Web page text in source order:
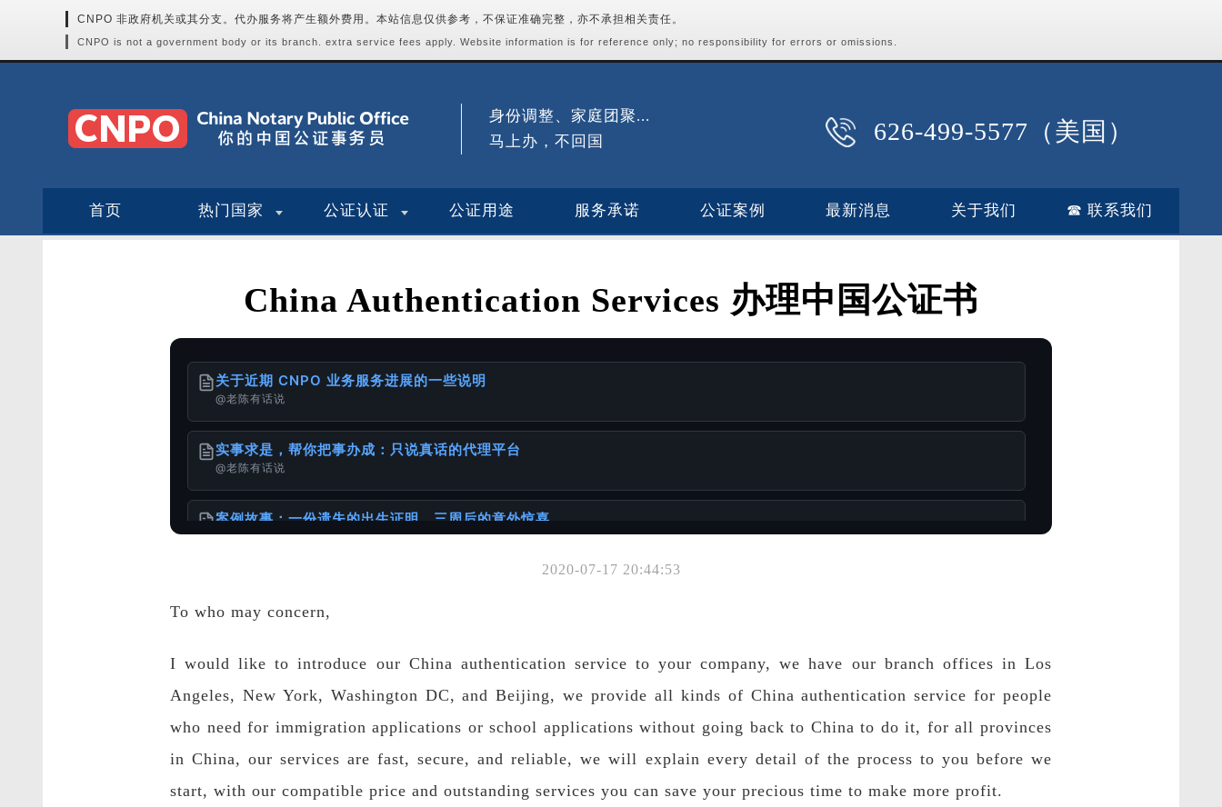
CNPO 非政府机关或其分支。代办服务将产生额外费用。本站信息仅供参考，不保证准确完整，亦不承担相关责任。
CNPO is not a government body or its branch. extra service fees apply. Website information is for reference only; no responsibility for errors or omissions.
626-499-5577（美国）
身份调整、家庭团聚...
马上办，不回国
首页 热门国家 公证认证 公证用途 服务承诺 公证案例 最新消息 关于我们 ☎ 联系我们
China Authentication Services 办理中国公证书
关于近期 CNPO 业务服务进展的一些说明
@老陈有话说
实事求是，帮你把事办成：只说真话的代理平台
@老陈有话说
案例故事：一份遗失的出生证明，三周后的意外惊喜
@老陈有话说
你可能也喜欢
港台身份办理国内的无犯罪公证书
服务使用说明书
@老陈有话说
怎么办理出生公证书？针对不同年代出生人群的详细攻略
2020-07-17 20:44:53
To who may concern,
I would like to introduce our China authentication service to your company, we have our branch offices in Los
Angeles, New York, Washington DC, and Beijing, we provide all kinds of China authentication service for people
who need for immigration applications or school applications without going back to China to do it, for all provinces
in China, our services are fast, secure, and reliable, we will explain every detail of the process to you before we
start, with our compatible price and outstanding services you can save your precious time to make more profit.